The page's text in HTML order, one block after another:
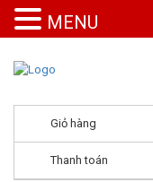
Giỏ hàng
Thanh toán
MENU